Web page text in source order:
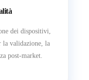
dei dispositivi,
la validazione, la
post-market.